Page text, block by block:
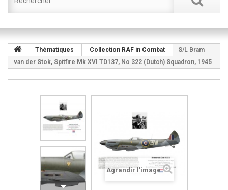
Thématiques Collection RAF in Combat
S/L Bram
van der Stok, Spitfire Mk XVI TD137, No 322 (Dutch) Squadron, 1945
Agrandir l'image